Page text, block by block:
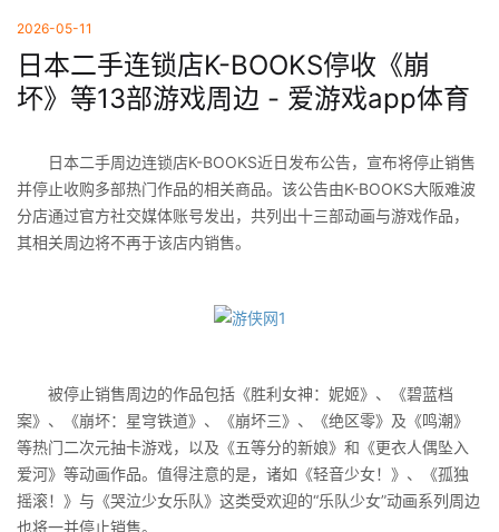
2026-05-11
日本二手连锁店K-BOOKS停收《崩
坏》等13部游戏周边 - 爱游戏app体育
日本二手周边连锁店K-BOOKS近日发布公告，宣布将停止销售
并停止收购多部热门作品的相关商品。该公告由K-BOOKS大阪难波
分店通过官方社交媒体账号发出，共列出十三部动画与游戏作品，
其相关周边将不再于该店内销售。
被停止销售周边的作品包括《胜利女神：妮姬》、《碧蓝档
案》、《崩坏：星穹铁道》、《崩坏三》、《绝区零》及《鸣潮》
等热门二次元抽卡游戏，以及《五等分的新娘》和《更衣人偶坠入
爱河》等动画作品。值得注意的是，诸如《轻音少女！》、《孤独
摇滚！》与《哭泣少女乐队》这类受欢迎的“乐队少女”动画系列周边
也将一并停止销售。